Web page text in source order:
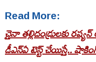
Read More:
చైనా తల్లిదండ్రులకు
డీఎన్‌ఏ టెస్ట్ చేయిస్తే..